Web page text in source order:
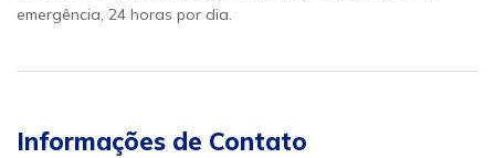
emergência, 24 horas por dia.
Informações de Contato